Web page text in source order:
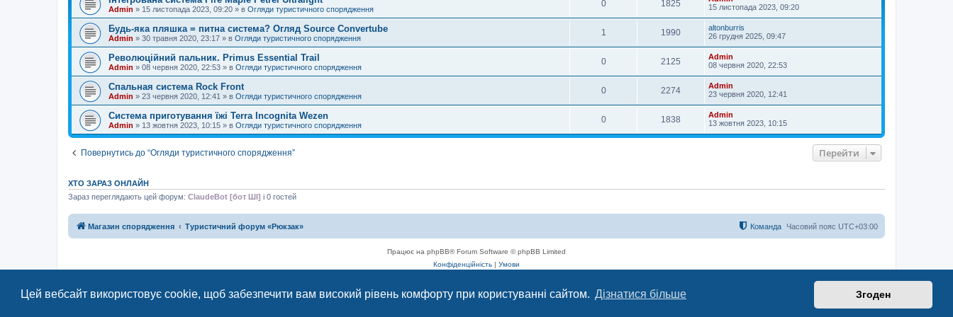
Цей вебсайт використовує cookie, щоб забезпечити вам високий рівень комфорту при користуванні сайтом. Дізнатися більше Згоден
Admin » 15 листопада 2023, 09:20 » в Огляди туристичного спорядження
0 1825
15 листопада 2023, 09:20
Будь-яка пляшка = питна система? Огляд Source Convertube
Admin » 30 травня 2020, 23:17 » в Огляди туристичного спорядження
1 1990
altonburris
26 грудня 2025, 09:47
Революційний пальник. Primus Essential Trail
Admin » 08 червня 2020, 22:53 » в Огляди туристичного спорядження
0 2125
Admin
08 червня 2020, 22:53
Спальная система Rock Front
Admin » 23 червня 2020, 12:41 » в Огляди туристичного спорядження
0 2274
Admin
23 червня 2020, 12:41
Система приготування їжі Terra Incognita Wezen
Admin » 13 жовтня 2023, 10:15 » в Огляди туристичного спорядження
0 1838
Admin
13 жовтня 2023, 10:15
Повернутись до “Огляди туристичного спорядження” Перейти
ХТО ЗАРАЗ ОНЛАЙН
Зараз переглядають цей форум: ClaudeBot [бот ШІ] і 0 гостей
Магазин спорядження Туристичний форум «Рюкзак» Часовий пояс UTC+03:00
Команда
Працює на phpBB® Forum Software © phpBB Limited
Конфіденційність | Умови